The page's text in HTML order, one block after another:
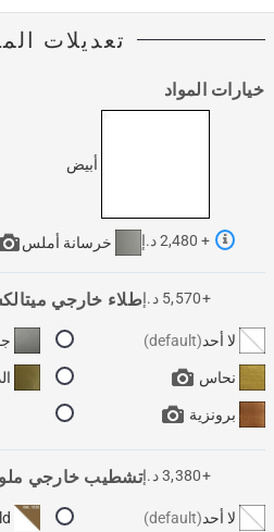
تعديلات
خيارات المواد
أبيض
خرسانة أملس + 2,480 د.إ
طلاء خارجي +5,570 د.إ
لا أحد
نحاس
برونزية
تشطيب خارجي +3,380 د.إ
لا أحد